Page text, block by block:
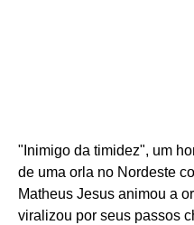
"Inimigo da timidez", um
de uma orla no Nordeste
Matheus Jesus animou a
viralizou por seus passos